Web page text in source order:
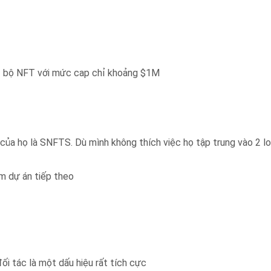
NFT với mức cap chỉ khoảng $1M
họ là SNFTS. Dù mình không thích việc họ tập trung vào 2
dự án tiếp theo
tác là một dấu hiệu rất tích cực